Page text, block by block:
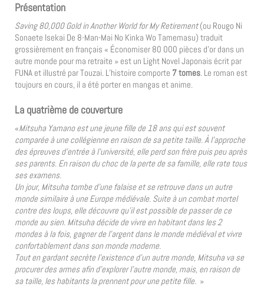
Présentation
Saving 80,000 Gold in Another World for My Retirement(ou Rougo Ni
Sonaete Isekai De 8-Man-Mai No Kinka Wo Tamemasu) traduit
grossièrement en français « Économiser 80 000 pièces d’or dans un
autre monde pour ma retraite » est un Light Novel Japonais écrit par
FUNA et illustré par Touzai. L’histoire comporte 7 tomes . Le roman est
toujours en cours, il a été porter en mangas et anime.
La quatrième de couverture
«Mitsuha Yamano est une jeune fille de 18 ans qui est souvent
comparée à une collégienne en raison de sa petite taille. À l’approche
des épreuves d’entrée à l’université, elle perd son frère puis peu après
ses parents. En raison du choc de la perte de sa famille, elle rate tous
ses examens.
Un jour, Mitsuha tombe d’une falaise et se retrouve dans un autre
monde similaire à une Europe médiévale. Suite à un combat mortel
contre des loups, elle découvre qu’il est possible de passer de ce
monde au sien. Mitsuha décide de vivre en habitant dans les 2
mondes à la fois, gagner de l’argent dans le monde médiéval et vivre
confortablement dans son monde moderne.
Tout en gardant secrète l’existence d’un autre monde, Mitsuha va se
procurer des armes afin d’explorer l’autre monde, mais, en raison de
sa taille, les habitants la prennent pour une petite fille. »